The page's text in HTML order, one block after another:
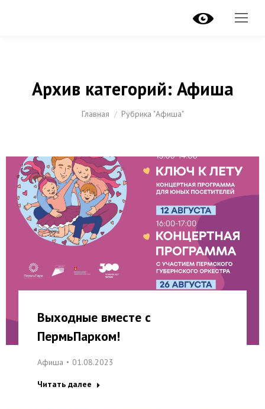
Архив категорий: Афиша
Вы здесь:
Главная Рубрика "Афиша"
Выходные вместе с
ПермьПарком!
Афиша 01.08.2023
Читать далее